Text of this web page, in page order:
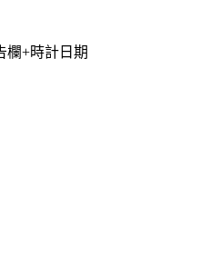
欄+時計日期